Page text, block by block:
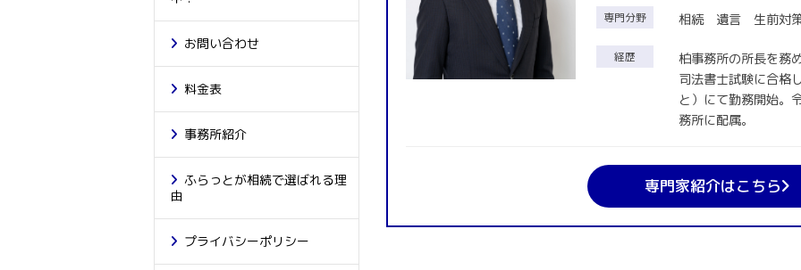
お問い合わせ
料金表
事務所紹介
ふらっとが相続で選ばれる理
由
プライバシーポリシー
専門分野 相続 遺言 生前対
経歴
柏事務所の所長を務
司法書士試験に合格
と）にて勤務開始。
務所に配属。
専門家紹介はこちら